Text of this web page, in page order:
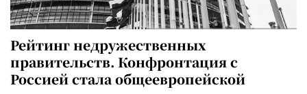
Рейтинг недружественных
правительств. Конфронтация с
Россией стала общеевропейской